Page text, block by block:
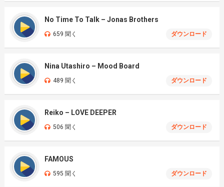
No Time To Talk – Jonas Brothers
659 聞く ダウンロード
Nina Utashiro – Mood Board
489 聞く ダウンロード
Reiko – LOVE DEEPER
506 聞く ダウンロード
FAMOUS
595 聞く ダウンロード